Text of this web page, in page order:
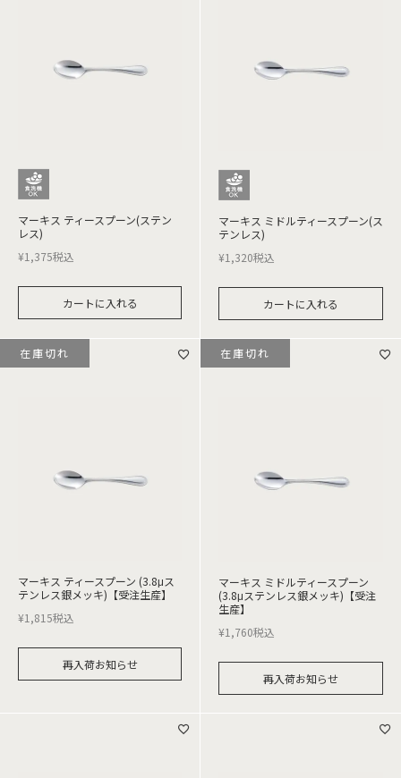
マーキス ティースプーン(ステン
レス)
¥1,375税込
カートに入れる
マーキス ミドルティースプーン(ス
テンレス)
¥1,320税込
カートに入れる
マーキス ティースプーン (3.8μス
テンレス銀メッキ)【受注生産】
¥1,815税込
再入荷お知らせ
在庫切れ
マーキス ミドルティースプーン
(3.8μステンレス銀メッキ)【受注
生産】
¥1,760税込
再入荷お知らせ
在庫切れ